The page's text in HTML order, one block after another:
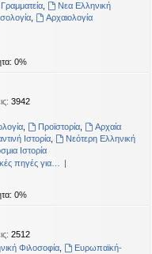
,
Νεα Ελληνική
,
Αρχαιολογία
0%
: 3942
, Προϊστορία,
Αρχαία
Ιστορία,
Νεότερη Ελληνική
Ιστορία
πηγές για…
0%
: 2512
Φιλοσοφία,
Ευρωπαϊκή-